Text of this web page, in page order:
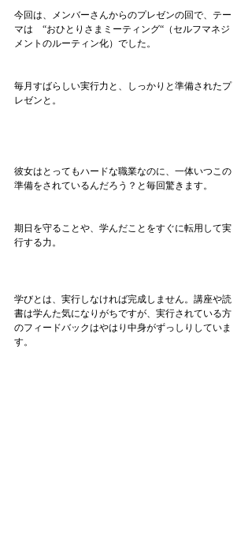
今回は、メンバーさんからのプレゼンの回で、テー
マは　“おひとりさまミーティング“（セルフマネジ
メントのルーティン化）でした。
毎月すばらしい実行力と、しっかりと準備されたプ
レゼンと。
彼女はとってもハードな職業なのに、一体いつこの
準備をされているんだろう？と毎回驚きます。
期日を守ることや、学んだことをすぐに転用して実
行する力。
学びとは、実行しなければ完成しません。講座や読
書は学んた気になりがちですが、実行されている方
のフィードバックはやはり中身がずっしりしていま
す。